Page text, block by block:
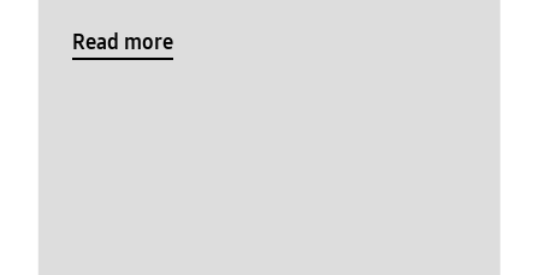
Read more